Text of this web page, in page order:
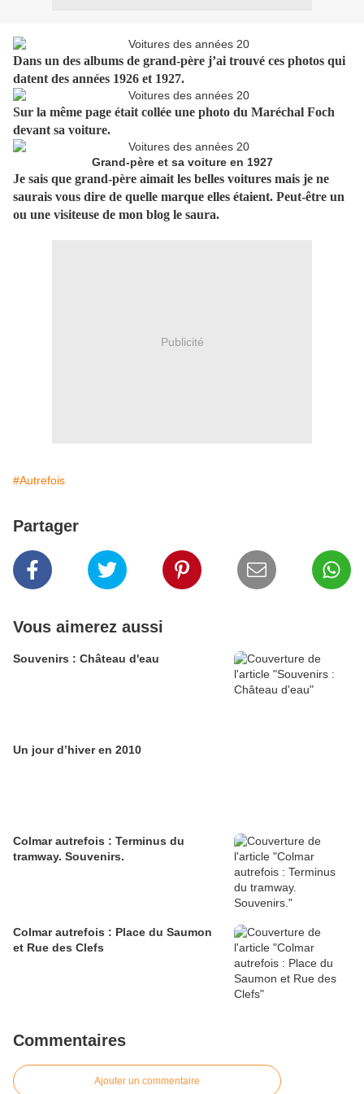
Dans un des albums de grand-père j’ai trouvé ces photos qui
datent des années 1926 et 1927.
Sur la même page était collée une photo du Maréchal Foch
devant sa voiture.
Grand-père et sa voiture en 1927
Je sais que grand-père aimait les belles voitures mais je ne
saurais vous dire de quelle marque elles étaient. Peut-être un
ou une visiteuse de mon blog le saura.
Publicité
#Autrefois
Partager
Vous aimerez aussi
Souvenirs : Château d'eau
Un jour d’hiver en 2010
Colmar autrefois : Terminus du
tramway. Souvenirs.
Colmar autrefois : Place du Saumon
et Rue des Clefs
Commentaires
Ajouter un commentaire